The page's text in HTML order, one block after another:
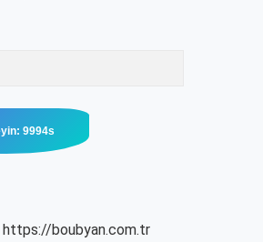
https://boubyan.com.tr